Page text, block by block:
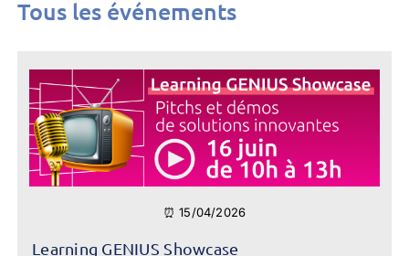
Tous les événements
⏰ 15/04/2026
Learning GENIUS Showcase